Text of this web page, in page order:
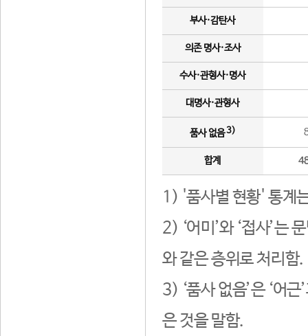
부사·감탄사
의존 명사·조사
수사·관형사·명사
대명사·관형사
품사 없음3)
합계
1) '품사별 현황' 통계
2) ‘어미’와 ‘접사’는
와 같은 층위로 처리함.
3) ‘품사 없음’은 ‘어
은 것을 말함.